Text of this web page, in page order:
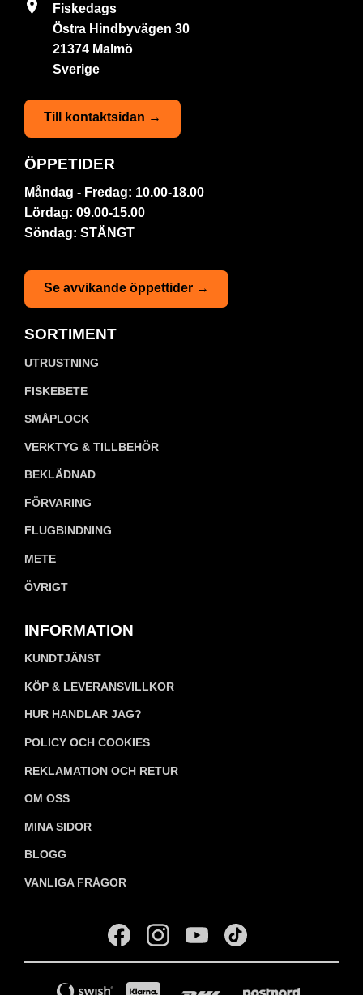
Fiskedags
Östra Hindbyvägen 30
21374 Malmö
Sverige
Till kontaktsidan →
ÖPPETIDER
Måndag - Fredag: 10.00-18.00
Lördag: 09.00-15.00
Söndag: STÄNGT
Se avvikande öppettider →
SORTIMENT
UTRUSTNING
FISKEBETE
SMÅPLOCK
VERKTYG & TILLBEHÖR
BEKLÄDNAD
FÖRVARING
FLUGBINDNING
METE
ÖVRIGT
INFORMATION
KUNDTJÄNST
KÖP & LEVERANSVILLKOR
HUR HANDLAR JAG?
POLICY OCH COOKIES
REKLAMATION OCH RETUR
OM OSS
MINA SIDOR
BLOGG
VANLIGA FRÅGOR